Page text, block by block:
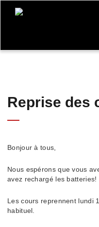
Reprise des
Bonjour à tous,
Nous espérons que vous
avez rechargé les batteries!
Les cours reprennent lundi
habituel.